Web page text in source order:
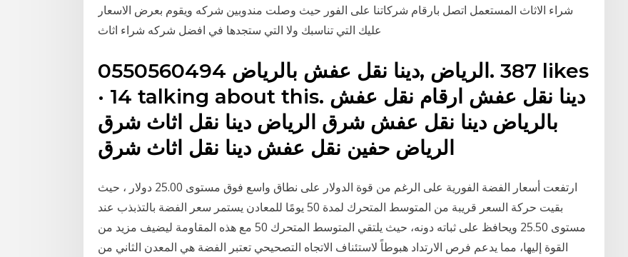
شراء الاثاث المستعمل اتصل بارقام شركاتنا على الفور حيث وصلت مندوبين شركه ويقوم بعرض الاسعار
عليك التي تناسبك ولا التي ستجدها في افضل شركه شراء اثاث
· 14 talking about this. ‎دينا نقل عفش ارقام نقل عفش
بالرياض دينا نقل عفش شرق الرياض دينا نقل اثاث شرق
الرياض حفين نقل عفش دينا نقل اثاث شرق
ارتفعت أسعار الفضة الفورية على الرغم من قوة الدولار على نطاق واسع فوق مستوى 25.00 دولار ، حيث
بقيت حركة السعر قريبة من المتوسط المتحرك لمدة 50 يومًا للمعادن يستمر سعر الفضة بالتذبذب عند
مستوى 25.50 ويحافظ على ثباته دونه، حيث يلتقي المتوسط المتحرك 50 مع هذه المقاومة ليضيف مزيد من
القوة إليها، مما يدعم فرص الارتداد هبوطاً لاستئناف الاتجاه التصحيحي تعتبر الفضة هي المعدن الثاني من